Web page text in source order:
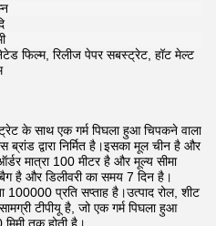
फिल्म, रिलीज पेपर सबस्ट्रेट, हॉट मेल्ट
के साथ एक गर्म पिघला हुआ चिपकने वाला
द्वारा निर्मित है।इसका मूल चीन है और
मात्रा 100 मीटर है और मूल्य सीमा
है और डिलीवरी का समय 7 दिन है।
100000 प्रति सप्ताह है।उत्पाद रोल, शीट
टीपीयू है, जो एक गर्म पिघला हुआ